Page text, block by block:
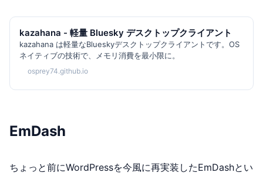
kazahana - 軽量 Bluesky デスクトップクライアント
kazahana は軽量なBlueskyデスクトップクライアントです。OS
ネイティブの技術で、メモリ消費を最小限に。
osprey74.github.io
EmDash
ちょっと前にWordPressを今風に再実装したEmDashとい